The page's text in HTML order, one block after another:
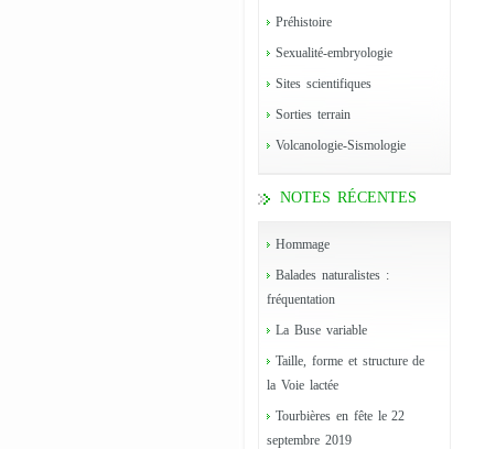
Préhistoire
Sexualité-embryologie
Sites scientifiques
Sorties terrain
Volcanologie-Sismologie
NOTES RÉCENTES
Hommage
Balades naturalistes :
fréquentation
La Buse variable
Taille, forme et structure de
la Voie lactée
Tourbières en fête le 22
septembre 2019